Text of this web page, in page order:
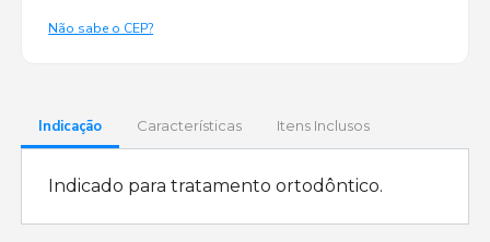
Não sabe o CEP?
Indicação Características Itens Inclusos
Indicado para tratamento ortodôntico.